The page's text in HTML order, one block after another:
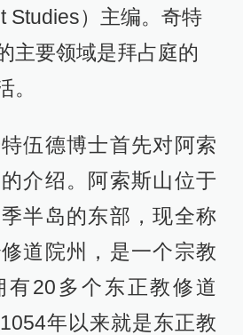
Studies）主编。奇特
主要领域是拜占庭的
。
伍德博士首先对阿索
介绍。阿索斯山位于
半岛的东部，现全称
道院州，是一个宗教
有20多个东正教修道
年以来就是东正教